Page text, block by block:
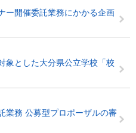
ー開催委託業務にかかる企画
象とした大分県公立学校「校
業務 公募型プロポーザルの審